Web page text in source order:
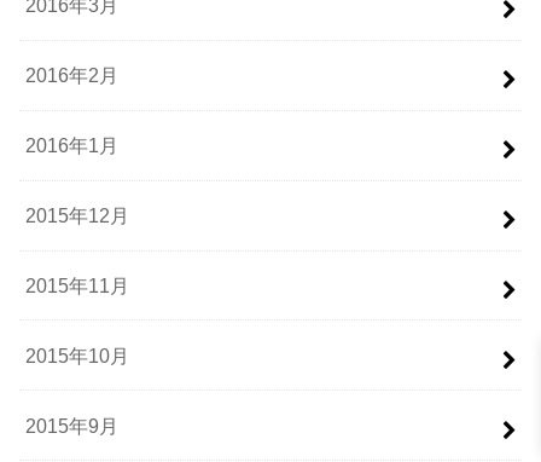
2016年3月
2016年2月
2016年1月
2015年12月
2015年11月
2015年10月
2015年9月